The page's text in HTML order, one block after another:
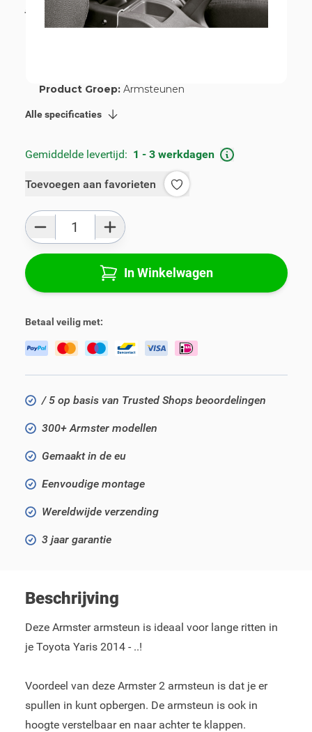
€ 109,00incl. BTW
Product Groep: Armsteunen
Alle specificaties
Gemiddelde levertijd: 1 - 3 werkdagen
Toevoegen aan favorieten
Aantal
In Winkelwagen
Betaal veilig met:
/ 5 op basis van Trusted Shops beoordelingen
300+ Armster modellen
Gemaakt in de eu
Eenvoudige montage
Wereldwijde verzending
3 jaar garantie
Beschrijving
Deze Armster armsteun is ideaal voor lange ritten in
je Toyota Yaris 2014 - ..!
Voordeel van deze Armster 2 armsteun is dat je er
spullen in kunt opbergen. De armsteun is ook in
hoogte verstelbaar en naar achter te klappen.